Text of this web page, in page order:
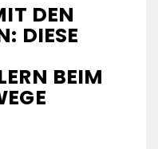
DEN
DIESE
BEIM